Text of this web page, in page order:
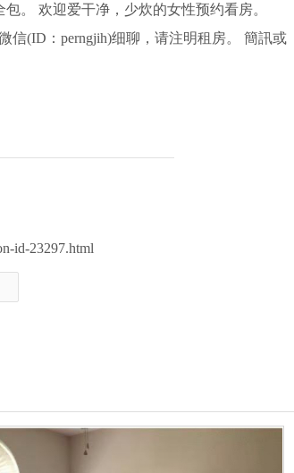
。 欢迎爱干净，少炊的女性预约看房。
信(ID：perngjih)细聊，请注明租房。 簡訊或
id-23297.html